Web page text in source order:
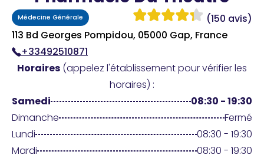
Comment ça marche ?
Pour les patients
Pharmacien
Connexion
Praticien ?
Médecine Générale
(150 avis)
113 Bd Georges Pompidou, 05000 Gap, France
+33492510871
Horaires (appelez l'établissement pour vérifier les
horaires) :
Samedi
08:30 - 19:30
Dimanche
Fermé
Lundi
08:30 - 19:30
Mardi
08:30 - 19:30